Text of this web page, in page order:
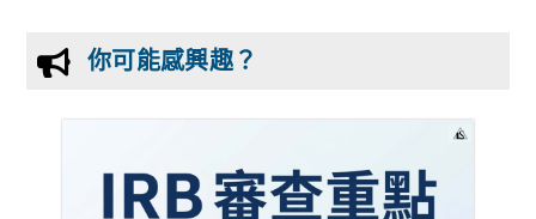
你可能感興趣？